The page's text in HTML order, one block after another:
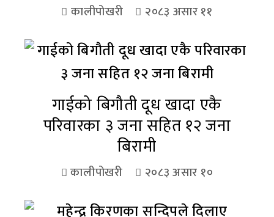
कालीपोखरी २०८३ असार ११
गाईको बिगौती दूध खादा एकै
परिवारका ३ जना सहित १२ जना
बिरामी
कालीपोखरी २०८३ असार १०